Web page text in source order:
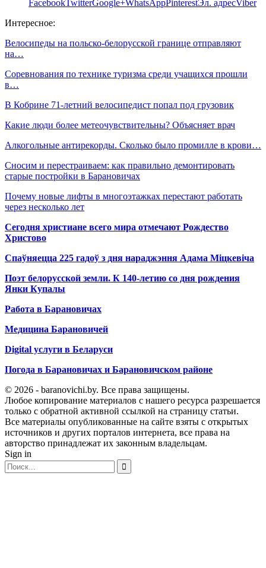
FacebookTwitterGoogle+WhatsAppPinterestЭл. адресViber
Интересное:
Велосипеды на польско-белорусской границе отправляют
на…
Соревнования по технике туризма среди учащихся прошли
в…
В Кобрине 71-летний велосипедист попал под грузовик
Какие люди более метеочувствительны? Объясняет врач
Алкогольные антирекорды. Сколько было промилле в крови…
Сносим и перестраиваем: как правильно демонтировать
старые постройки в Барановичах
Почему новые лифты в многоэтажках перестают работать
через несколько лет
Сегодня христиане всего мира отмечают Рождество
Христово
Спаўняецца 225 гадоў з дня нараджэння Адама Міцкевіча
Поэт белорусской земли. К 140-летию со дня рождения
Янки Купалы
Работа в Барановичах
Медицина Барановичей
Digital услуги в Беларуси
Погода в Барановичах и Барановичском районе
© 2026 - baranovichi.by. Все права защищены.
Любое копирование материалов с нашего ресурса разрешается
только с обратной активной ссылкой на страницу статьи.
Все материалы опубликованные на сайте взяты с открытых
источников и других порталов интернета, все права на
авторство принадлежат их законным владельцам.
Sign in